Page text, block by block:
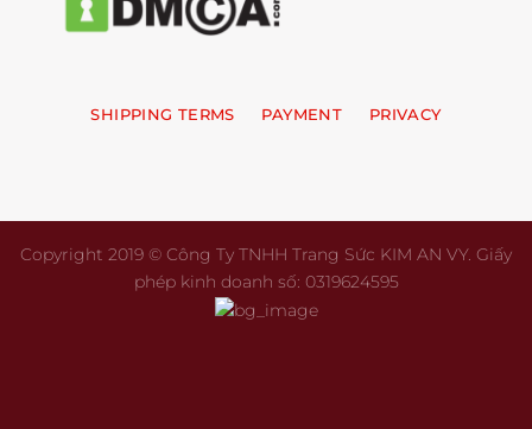
SHIPPING TERMS PAYMENT PRIVACY
Copyright 2019 © Công Ty TNHH Trang Sức KIM AN VY. Giấy
phép kinh doanh số: 0319624595